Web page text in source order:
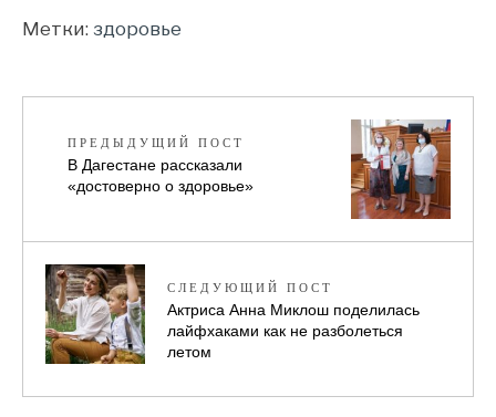
Метки: здоровье
ПРЕДЫДУЩИЙ ПОСТ
В Дагестане рассказали
«достоверно о здоровье»
СЛЕДУЮЩИЙ ПОСТ
Актриса Анна Миклош поделилась
лайфхаками как не разболеться
летом